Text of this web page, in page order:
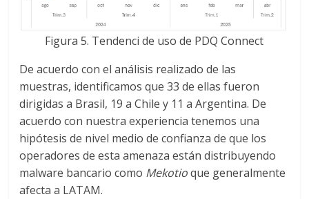
Figura 5. Tendenci de uso de PDQ Connect
De acuerdo con el análisis realizado de las
muestras, identificamos que 33 de ellas fueron
dirigidas a Brasil, 19 a Chile y 11 a Argentina. De
acuerdo con nuestra experiencia tenemos una
hipótesis de nivel medio de confianza de que los
operadores de esta amenaza están distribuyendo
malware bancario como Mekotioque generalmente
afecta a LATAM.